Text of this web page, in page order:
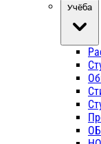
Учёба